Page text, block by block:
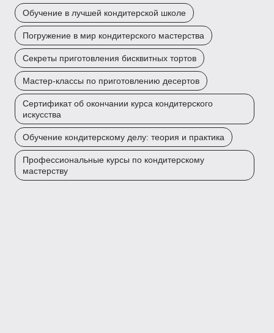
Обучение в лучшей кондитерской школе
Погружение в мир кондитерского мастерства
Секреты приготовления бисквитных тортов
Мастер-классы по приготовлению десертов
Сертификат об окончании курса кондитерского
искусства
Обучение кондитерскому делу: теория и практика
Профессиональные курсы по кондитерскому
мастерству